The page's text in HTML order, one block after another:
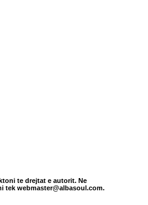
te drejtat e autorit. Ne
tek webmaster@albasoul.com.